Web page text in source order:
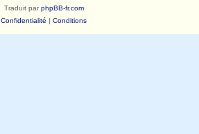
Traduit parphpBB-fr.com
Confidentialité | Conditions